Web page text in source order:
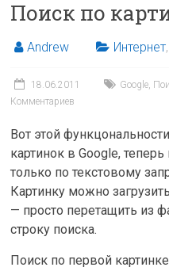
Поиск по
Andrew Интернет,
18.06.2011 Google,
Комментариев
Вот этой
картинок в Google,
только по текстовому
Картинку можно
— просто перетащить из
строку поиска.
Поиск по первой